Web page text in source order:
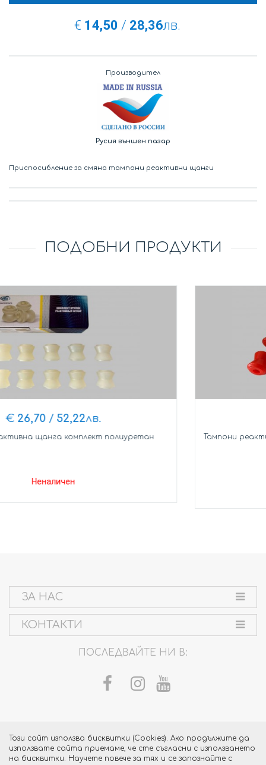
Този сайт използва бисквитки (Cookies). Ако продължите да
използвате сайта приемаме, че сте съгласни с използването
на бисквитки. Научете повече за тях и се запознайте с
€ 14,50 / 28,36лв.
Производител
Русия външен пазар
Приспосибление за смяна тампони реактивни щанги
ПОДОБНИ ПРОДУКТИ
€26,70
Тампони реактивна щанга комплект полиуретан
ЗА НАС
КОНТАКТИ
ПОСЛЕДВАЙТЕ НИ В: